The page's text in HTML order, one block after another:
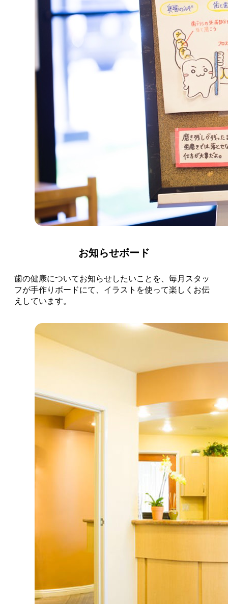
お知らせボード
歯の健康についてお知らせしたいことを、毎月スタッ
フが手作りボードにて、イラストを使って楽しくお伝
えしています。